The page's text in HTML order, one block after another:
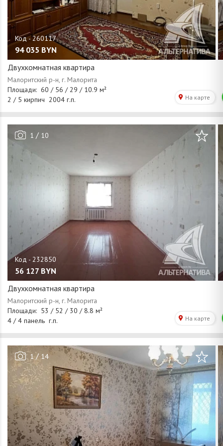
94 035 BYN
Двухкомнатная квартира
1 / 10
56 127 BYN
Двухкомнатная квартира
1/ 14